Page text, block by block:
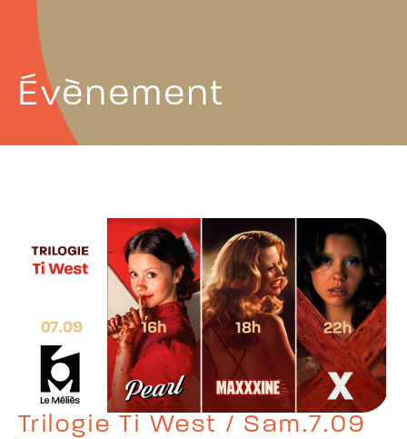
Évènement
Trilogie Ti West / Sam.7.09